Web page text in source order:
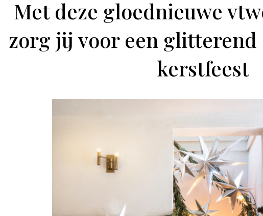
Met deze gloednieuwe
zorg jij voor een
kerstfeest